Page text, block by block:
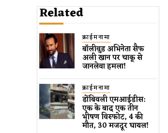
Related
क्राईमनामा
बॉलीवुड​ अभिनेता सैफ
अली खान पर चाकू से ​
जानलेवा हमला​!
क्राईमनामा
डोंबिवली एमआईडीस:
एक के बाद एक तीन
भीषण विस्फोट, 4 की
मौत, 30 मजदूर घायल!